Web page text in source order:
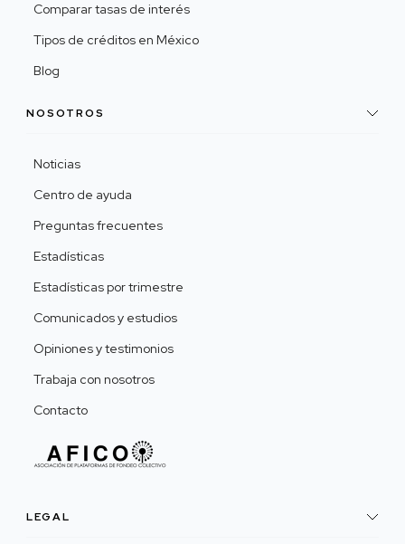
Comparar tasas de interés
Tipos de créditos en México
Blog
NOSOTROS
Noticias
Centro de ayuda
Preguntas frecuentes
Estadísticas
Estadísticas por trimestre
Comunicados y estudios
Opiniones y testimonios
Trabaja con nosotros
Contacto
LEGAL